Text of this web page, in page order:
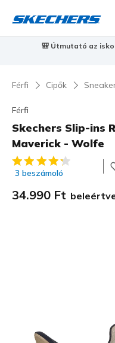
Skechers VIP:45 napos
Férfi Cipők
Férfi
Skechers Slip-ins
Maverick - Wolfe
5 az 5-ből
3 beszámoló
34.990 Ft